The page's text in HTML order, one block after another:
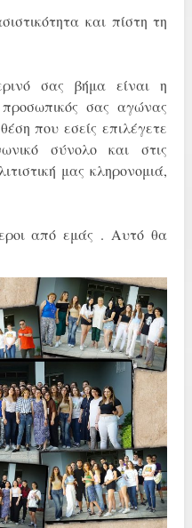
και πίστη τη
σας βήμα είναι η
σας αγώνας
που εσείς επιλέγετε
σύνολο και στις
μας κληρονομιά,
από εμάς . Αυτό θα